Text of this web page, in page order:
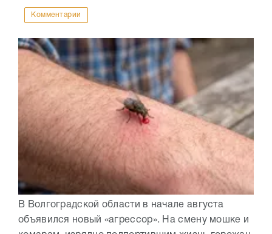
Комментарии
В Волгоградской области в начале августа
объявился новый «агрессор». На смену мошке и